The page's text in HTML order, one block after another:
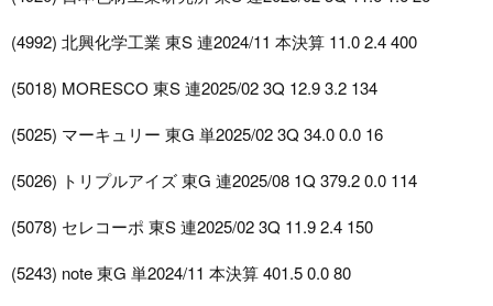
(4992) 北興化学工業 東S 連2024/11 本決算 11.0 2.4 400
(5018) MORESCO 東S 連2025/02 3Q 12.9 3.2 134
(5025) マーキュリー 東G 単2025/02 3Q 34.0 0.0 16
(5026) トリプルアイズ 東G 連2025/08 1Q 379.2 0.0 114
(5078) セレコーポ 東S 連2025/02 3Q 11.9 2.4 150
(5243) note 東G 単2024/11 本決算 401.5 0.0 80